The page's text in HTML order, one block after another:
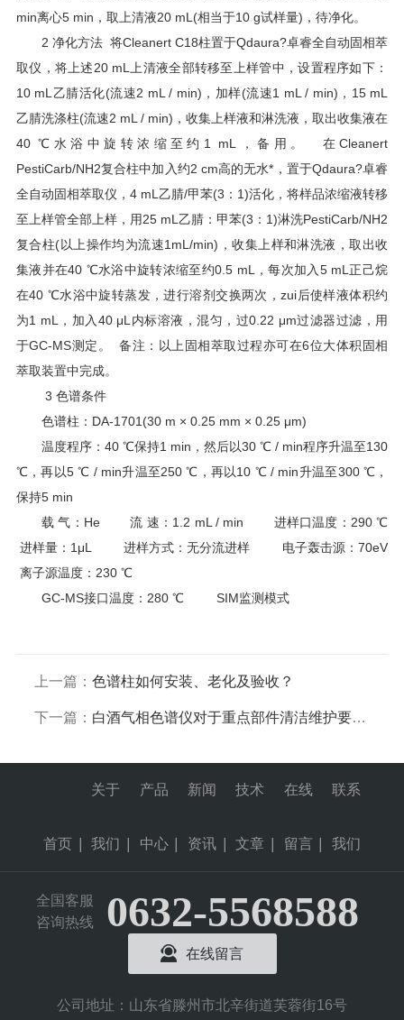
min离心5 min，取上清液20 mL(相当于10 g试样量)，待净化。
2 净化方法 将Cleanert C18柱置于Qdaura?卓睿全自动固相萃
取仪，将上述20 mL上清液全部转移至上样管中，设置程序如下：
10 mL乙腈活化(流速2 mL / min)，加样(流速1 mL / min)，15 mL
乙腈洗涤柱(流速2 mL / min)，收集上样液和淋洗液，取出收集液在
40 ℃水浴中旋转浓缩至约1 mL，备用。 在Cleanert
PestiCarb/NH2复合柱中加入约2 cm高的无水*，置于Qdaura?卓睿
全自动固相萃取仪，4 mL乙腈/甲苯(3：1)活化，将样品浓缩液转移
至上样管全部上样，用25 mL乙腈：甲苯(3：1)淋洗PestiCarb/NH2
复合柱(以上操作均为流速1mL/min)，收集上样和淋洗液，取出收
集液并在40 ℃水浴中旋转浓缩至约0.5 mL，每次加入5 mL正己烷
在40 ℃水浴中旋转蒸发，进行溶剂交换两次，zui后使样液体积约
为1 mL，加入40 μL内标溶液，混匀，过0.22 μm过滤器过滤，用
于GC-MS测定。 备注：以上固相萃取过程亦可在6位大体积固相
萃取装置中完成。
3 色谱条件
色谱柱：DA-1701(30 m × 0.25 mm × 0.25 μm)
温度程序：40 ℃保持1 min，然后以30 ℃ / min程序升温至130
℃，再以5 ℃ / min升温至250 ℃，再以10 ℃ / min升温至300 ℃，
保持5 min
载 气：He 流 速：1.2 mL / min 进样口温度：290 ℃
进样量：1μL 进样方式：无分流进样 电子轰击源：70eV
离子源温度：230 ℃
GC-MS接口温度：280 ℃ SIM监测模式
上一篇： 色谱柱如何安装、老化及验收？
下一篇： 白酒气相色谱仪对于重点部件清洁维护要点说明
首页
关于
我们
产品
中心
新闻
资讯
技术
文章
在线
留言
联系
我们
全国客服
咨询热线
0632-5568588
在线留言
公司地址：山东省滕州市北辛街道芙蓉街16号